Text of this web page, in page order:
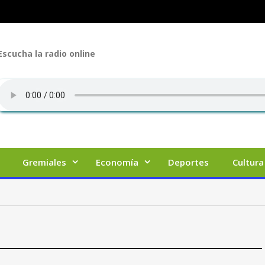
la radio online
Gremiales Economía Deportes Cultura